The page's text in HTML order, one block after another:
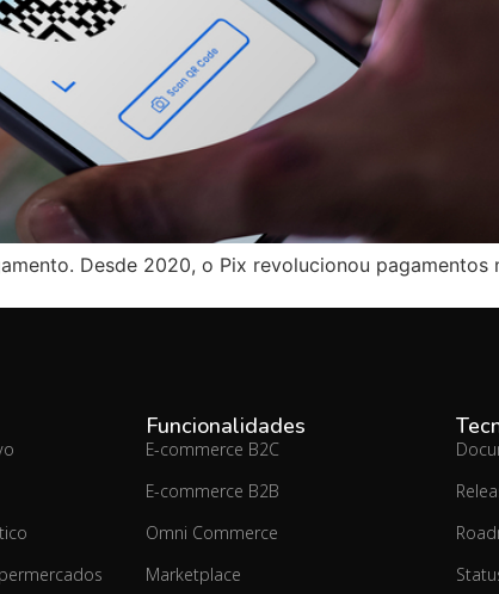
Desde 2020, o Pix revolucionou pagamentos
Funcionalidades
E-commerce B2C
E-commerce B2B
Omni Commerce
Marketplace